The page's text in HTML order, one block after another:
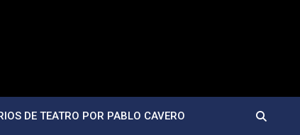
DE TEATRO POR PABLO CAVERO